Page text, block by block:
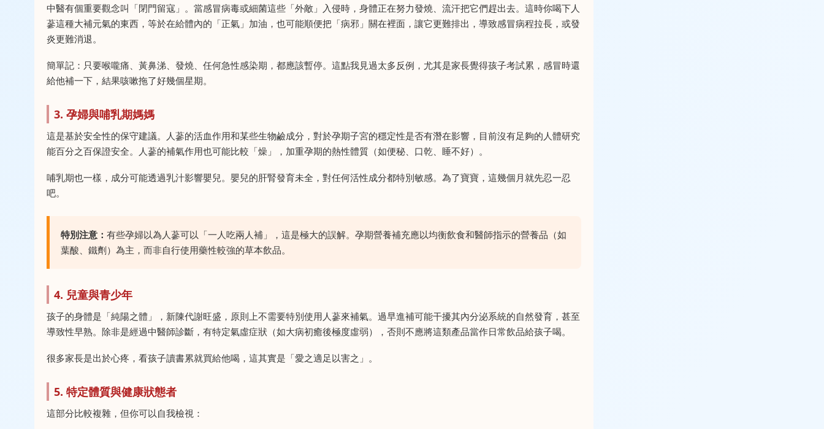
中醫有個重要觀念叫「閉門留寇」。當感冒病毒或細菌這些「外敵」入侵時，身體正在努力發燒、流汗把它們趕出去。這時你喝下人
蔘這種大補元氣的東西，等於在給體內的「正氣」加油，也可能順便把「病邪」關在裡面，讓它更難排出，導致感冒病程拉長，或發
炎更難消退。
簡單記：只要喉嚨痛、黃鼻涕、發燒、任何急性感染期，都應該暫停。這點我見過太多反例，尤其是家長覺得孩子考試累，感冒時還
給他補一下，結果咳嗽拖了好幾個星期。
3. 孕婦與哺乳期媽媽
這是基於安全性的保守建議。人蔘的活血作用和某些生物鹼成分，對於孕期子宮的穩定性是否有潛在影響，目前沒有足夠的人體研究
能百分之百保證安全。人蔘的補氣作用也可能比較「燥」，加重孕期的熱性體質（如便秘、口乾、睡不好）。
哺乳期也一樣，成分可能透過乳汁影響嬰兒。嬰兒的肝腎發育未全，對任何活性成分都特別敏感。為了寶寶，這幾個月就先忍一忍
吧。
特別注意： 有些孕婦以為人蔘可以「一人吃兩人補」，這是極大的誤解。孕期營養補充應以均衡飲食和醫師指示的營養品（如
葉酸、鐵劑）為主，而非自行使用藥性較強的草本飲品。
4. 兒童與青少年
孩子的身體是「純陽之體」，新陳代謝旺盛，原則上不需要特別使用人蔘來補氣。過早進補可能干擾其內分泌系統的自然發育，甚至
導致性早熟。除非是經過中醫師診斷，有特定氣虛症狀（如大病初癒後極度虛弱），否則不應將這類產品當作日常飲品給孩子喝。
很多家長是出於心疼，看孩子讀書累就買給他喝，這其實是「愛之適足以害之」。
5. 特定體質與健康狀態者
這部分比較複雜，但你可以自我檢視：